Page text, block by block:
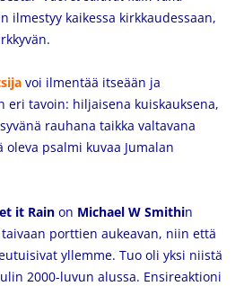
ilmestyy kaikessa kirkkaudessaan,
voi ilmentää itseään ja
eri tavoin: hiljaisena kuiskauksena,
rauhana taikka valtavana
psalmi kuvaa Jumalan
it Rain on Michael W Smithin
porttien aukeavan, niin että
yllemme. Tuo oli yksi niistä
2000-luvun alussa. Ensireaktioni